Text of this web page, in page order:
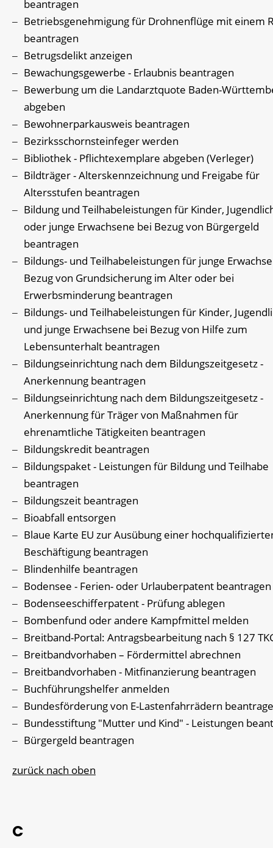
beantragen
Betriebsgenehmigung für Drohnenflüge mit einem
beantragen
Betrugsdelikt anzeigen
Bewachungsgewerbe - Erlaubnis beantragen
Bewerbung um die Landarztquote Baden-
abgeben
Bewohnerparkausweis beantragen
Bezirksschornsteinfeger werden
Bibliothek - Pflichtexemplare abgeben (Verleger)
Bildträger - Alterskennzeichnung und Freigabe für
Altersstufen beantragen
Bildung und Teilhabeleistungen für Kinder,
oder junge Erwachsene bei Bezug von Bürgergeld
beantragen
Bildungs- und Teilhabeleistungen für junge
Bezug von Grundsicherung im Alter oder bei
Erwerbsminderung beantragen
Bildungs- und Teilhabeleistungen für Kinder,
und junge Erwachsene bei Bezug von Hilfe zum
Lebensunterhalt beantragen
Bildungseinrichtung nach dem Bildungszeitgesetz -
Anerkennung beantragen
Bildungseinrichtung nach dem Bildungszeitgesetz -
Anerkennung für Träger von Maßnahmen für
ehrenamtliche Tätigkeiten beantragen
Bildungskredit beantragen
Bildungspaket - Leistungen für Bildung und Teilhabe
beantragen
Bildungszeit beantragen
Bioabfall entsorgen
Blaue Karte EU zur Ausübung einer
Beschäftigung beantragen
Blindenhilfe beantragen
Bodensee - Ferien- oder Urlauberpatent beantragen
Bodenseeschifferpatent - Prüfung ablegen
Bombenfund oder andere Kampfmittel melden
Breitband-Portal: Antragsbearbeitung nach § 127
Breitbandvorhaben – Fördermittel abrechnen
Breitbandvorhaben - Mitfinanzierung beantragen
Buchführungshelfer anmelden
Bundesförderung von E-Lastenfahrrädern
Bundesstiftung "Mutter und Kind" - Leistungen
Bürgergeld beantragen
zurück nach oben
C